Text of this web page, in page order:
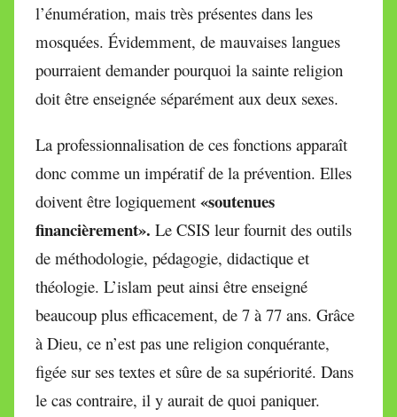
l’énumération, mais très présentes dans les
mosquées. Évidemment, de mauvaises langues
pourraient demander pourquoi la sainte religion
doit être enseignée séparément aux deux sexes.
La professionnalisation de ces fonctions apparaît
donc comme un impératif de la prévention. Elles
doivent être logiquement «soutenues
financièrement». Le CSIS leur fournit des outils
de méthodologie, pédagogie, didactique et
théologie. L’islam peut ainsi être enseigné
beaucoup plus efficacement, de 7 à 77 ans. Grâce
à Dieu, ce n’est pas une religion conquérante,
figée sur ses textes et sûre de sa supériorité. Dans
le cas contraire, il y aurait de quoi paniquer.